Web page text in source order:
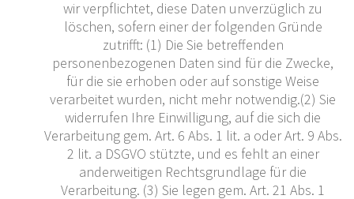
wir verpflichtet, diese Daten unverzüglich zu
löschen, sofern einer der folgenden Gründe
zutrifft: (1) Die Sie betreffenden
personenbezogenen Daten sind für die Zwecke,
für die sie erhoben oder auf sonstige Weise
verarbeitet wurden, nicht mehr notwendig.(2) Sie
widerrufen Ihre Einwilligung, auf die sich die
Verarbeitung gem. Art. 6 Abs. 1 lit. a oder Art. 9 Abs.
2 lit. a DSGVO stützte, und es fehlt an einer
anderweitigen Rechtsgrundlage für die
Verarbeitung. (3) Sie legen gem. Art. 21 Abs. 1